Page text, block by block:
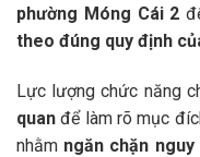
phường Móng Cái 2
theo đúng quy định
Lực lượng chức năng
quan để làm rõ mục
nhằm ngăn chặn